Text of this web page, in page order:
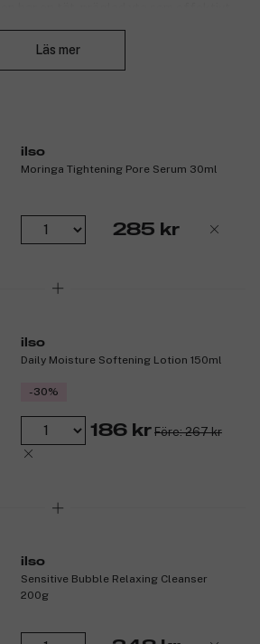
exfoliering samt 8 typer av
och irriterad hud – perfekt för
Läs mer
ilso
Moringa Tightening Pore Serum 30ml
285 kr
ilso
Daily Moisture Softening Lotion 150ml
-30%
186 kr Före: 267 kr
ilso
Sensitive Bubble Relaxing Cleanser
200g